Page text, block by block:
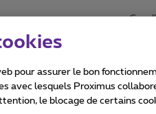
droits réservés. ©2026Proximus
pour assurer le bon
avec lesquels Proximus
le blocage de certains